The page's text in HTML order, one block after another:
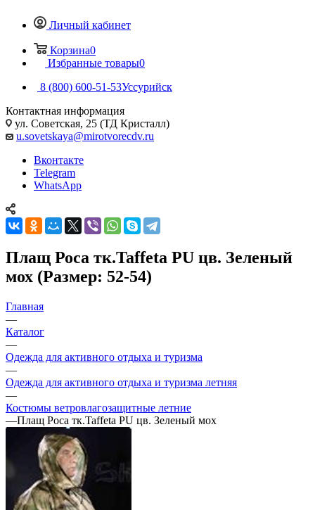
Личный кабинет
Корзина0
Избранные товары0
8 (800) 600-51-53Уссурийск
Контактная информация
ул. Советская, 25 (ТД Кристалл)
u.sovetskaya@mirotvorecdv.ru
Вконтакте
Telegram
WhatsApp
Плащ Роса тк.Taffeta PU цв. Зеленый
мох (Размер: 52-54)
Главная
—
Каталог
—
Одежда для активного отдыха и туризма
—
Одежда для активного отдыха и туризма летняя
—
Костюмы ветровлагозащитные летние
—Плащ Роса тк.Taffeta PU цв. Зеленый мох